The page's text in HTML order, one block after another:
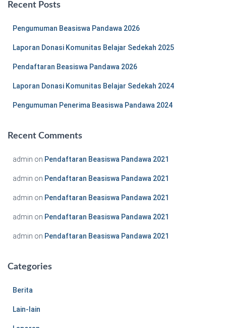
Recent Posts
Pengumuman Beasiswa Pandawa 2026
Laporan Donasi Komunitas Belajar Sedekah 2025
Pendaftaran Beasiswa Pandawa 2026
Laporan Donasi Komunitas Belajar Sedekah 2024
Pengumuman Penerima Beasiswa Pandawa 2024
Recent Comments
admin on Pendaftaran Beasiswa Pandawa 2021
admin on Pendaftaran Beasiswa Pandawa 2021
admin on Pendaftaran Beasiswa Pandawa 2021
admin on Pendaftaran Beasiswa Pandawa 2021
admin on Pendaftaran Beasiswa Pandawa 2021
Categories
Berita
Lain-lain